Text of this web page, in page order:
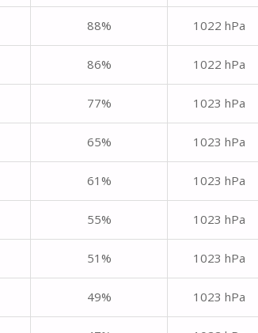
88% 1022 hPa
86% 1022 hPa
77% 1023 hPa
65% 1023 hPa
61% 1023 hPa
55% 1023 hPa
51% 1023 hPa
49% 1023 hPa